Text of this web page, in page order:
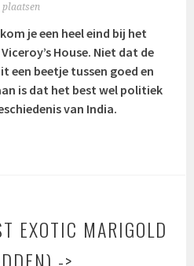
plaatsen
je een heel eind bij het
House. Niet dat de
een beetje tussen goed en
is dat het best wel politiek
van India.
EXOTIC MARIGOLD
->